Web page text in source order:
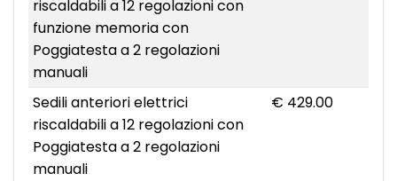
riscaldabili a 12 regolazioni con
funzione memoria con
Poggiatesta a 2 regolazioni
manuali
Sedili anteriori elettrici
riscaldabili a 12 regolazioni con
Poggiatesta a 2 regolazioni
manuali
€ 429.00